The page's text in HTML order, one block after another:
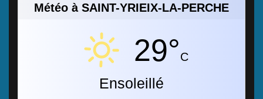
Météo à SAINT-YRIEIX-LA-PERCHE
29°C
Ensoleillé